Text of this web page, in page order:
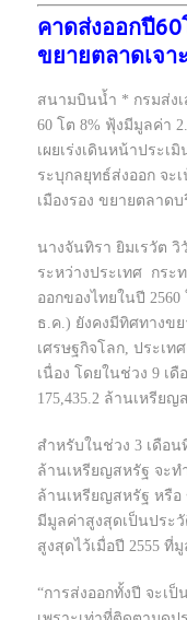
คาดส่งออกปี
ขยายตลาดเจา
สนามบินน้ำ * กรมส่งเ
60 โต 8% ฟุ้งมีมูลค่า
เผยเร่งเดินหน้าประเ
ระบุกลยุทธ์ส่งออก จะ
เมืองรอง ขยายตลาด
นางจันทิรา ยิมเรวัต
ระหว่างประเทศ กระ
ออกของไทยในปี
ธ.ค.) ยังคงมีทิศทางข
เศรษฐกิจโลก, ประเ
เนื่อง โดยในช่วง 9 เ
175,435.2 ล้านเหรียญ
สำหรับในช่วง 3 เดือน
ล้านเหรียญสหรัฐ จะท
ล้านเหรียญสหรัฐ หรือ
มีมูลค่าสูงสุดเป็นประ
สูงสุดไว้เมื่อปี 2555 ที่
“การส่งออกทั้งปี จะเ